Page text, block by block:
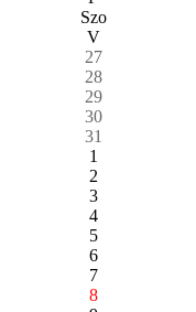
Szo
V
27
28
29
30
31
1
2
3
4
5
6
7
8